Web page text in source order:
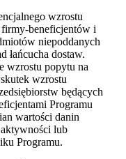
wzrostu
firmy-beneficjentów i
niepoddanych
łańcucha dostaw.
wzrostu popytu na
wzrostu
będących
Programu
wartości danin
lub
Programu.